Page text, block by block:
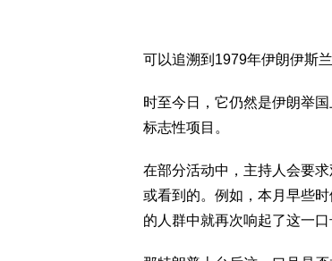
可以追溯到1979年伊朗伊斯
时至今日，它仍然是伊朗举
标志性项目。
在部分活动中，主持人会要
或看到的。例如，本月早些
的人群中就再次响起了这一口